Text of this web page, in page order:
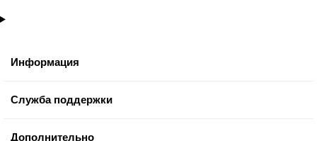
Информация
Служба поддержки
Дополнительно